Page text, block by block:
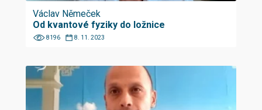
Václav Němeček
Od kvantové fyziky do ložnice
8196 8. 11. 2023